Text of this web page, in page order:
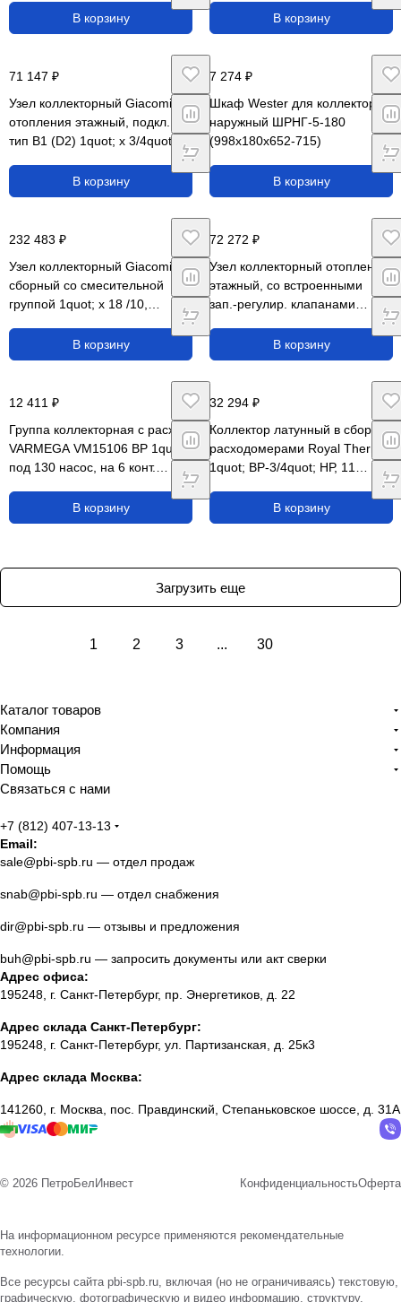
В корзину В корзину
71 147 ₽
Узел коллекторный Giacomini
отопления этажный, подкл.
тип B1 (D2) 1quot; x 3/4quot; /
В корзину
7 274 ₽
Шкаф Wester для коллекторов
наружный ШРНГ-5-180
(998х180х652-715)
В корзину
232 483 ₽
Узел коллекторный Giacomini
сборный co смесительной
группой 1quot; x 18 /10,
В корзину
72 272 ₽
Узел коллекторный отопления
этажный, со встроенными
зап.-регулир. клапанами
В корзину
12 411 ₽
Группа коллекторная с расх.
VARMEGA VM15106 ВР 1quot;,
под 130 насос, на 6 конт.
В корзину
32 294 ₽
Коллектор латунный в сборе с
расходомерами Royal Thermo
1quot; ВР-3/4quot; НР, 11
В корзину
Загрузить еще
1 2 3 ... 30
Каталог товаров
Компания
Информация
Помощь
Связаться с нами
+7 (812) 407-13-13
Email:
sale@pbi-spb.ru — отдел продаж
snab@pbi-spb.ru — отдел снабжения
dir@pbi-spb.ru — отзывы и предложения
buh@pbi-spb.ru — запросить документы или акт сверки
Адрес офиса:
195248, г. Санкт-Петербург, пр. Энергетиков, д. 22
Адрес склада Санкт-Петербург:
195248, г. Санкт-Петербург, ул. Партизанская, д. 25к3
Адрес склада Москва:
141260, г. Москва, пос. Правдинский, Степаньковское шоссе, д. 31А
© 2026 ПетроБелИнвест КонфиденциальностьОферта
На информационном ресурсе применяются рекомендательные
технологии.
Все ресурсы сайта pbi-spb.ru, включая (но не ограничиваясь) текстовую,
графическую, фотографическую и видео информацию, структуру,